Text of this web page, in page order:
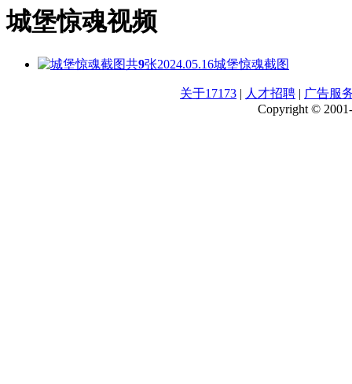
城堡惊魂视频
共9张2024.05.16城堡惊魂截图
关于17173 | 人才招聘 | 广告服
Copyright ©